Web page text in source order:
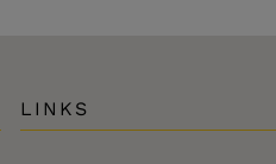
LINKS